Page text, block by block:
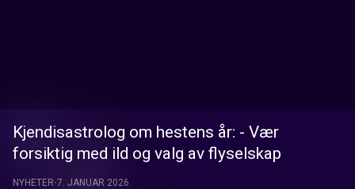
Kjendisastrolog om hestens år: - Vær
forsiktig med ild og valg av flyselskap
NYHETER 7. JANUAR 2026